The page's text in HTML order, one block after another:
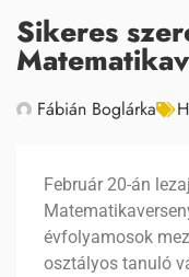
Sikeres
Fábián Boglárka
Február 20-án
évfolyamosok
osztályos tanuló